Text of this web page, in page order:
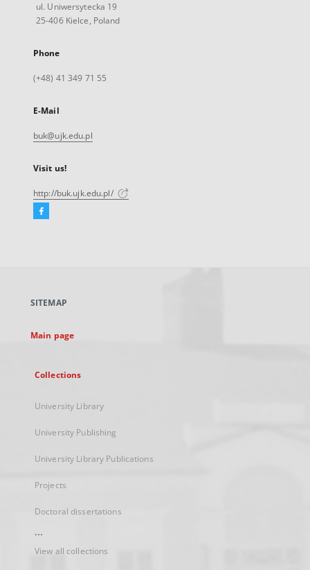
ul. Uniwersytecka 19
25-406 Kielce, Poland
Phone
(+48) 41 349 71 55
E-Mail
buk@ujk.edu.pl
Visit us!
http://buk.ujk.edu.pl/
Facebook
new
SITEMAP
Main page
Collections
University Library
University Publishing
University Library Publications
Projects
Doctoral dissertations
...
View all collections